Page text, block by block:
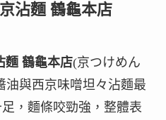
沾麵 鶴龜本店
麵 鶴龜本店(京つけめん
油與西京味噌坦々沾麵最
，麵條咬勁強，整體表